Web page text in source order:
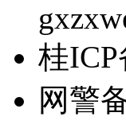
桂
网警